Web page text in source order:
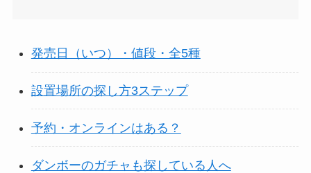
発売日（いつ）・値段・全5種
設置場所の探し方3ステップ
予約・オンラインはある？
ダンボーのガチャも探している人へ